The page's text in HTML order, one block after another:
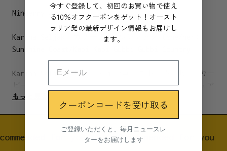
Ninderry at Sundown, 2020
Karina Seljak カリーナ セルジャック (she/her)
Sunshine Coast/Kabi Kabi Gubbi Gubbi Country
Karina Seljakはサンシャインコースト /カービー カー
ビー ガービー ガービーを拠点に活動しているビジュア
ル、テキスタイルアーティストです。Karinaの作品に
は、地球から感じられる目には見えないエネルギーが、
緩やかに掛けられた布、球体、器のシンボルを指を使っ
てぼかすことで、Karina自身から湧き上がる彼女の潜在
もっと見る
for you Recommended for you
今すぐ登録して、初回のお買い物で使え
る10％オフクーポンをゲット！オースト
ラリア発の最新デザイン情報もお届けし
ます。
クーポンコードを受け取る
ご登録いただくと、毎月ニュースレ
ターをお届けします